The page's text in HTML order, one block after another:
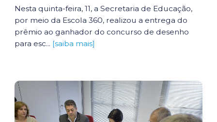
Nesta quinta-feira, 11, a Secretaria de Educação,
por meio da Escola 360, realizou a entrega do
prêmio ao ganhador do concurso de desenho
para esc... [saiba mais]